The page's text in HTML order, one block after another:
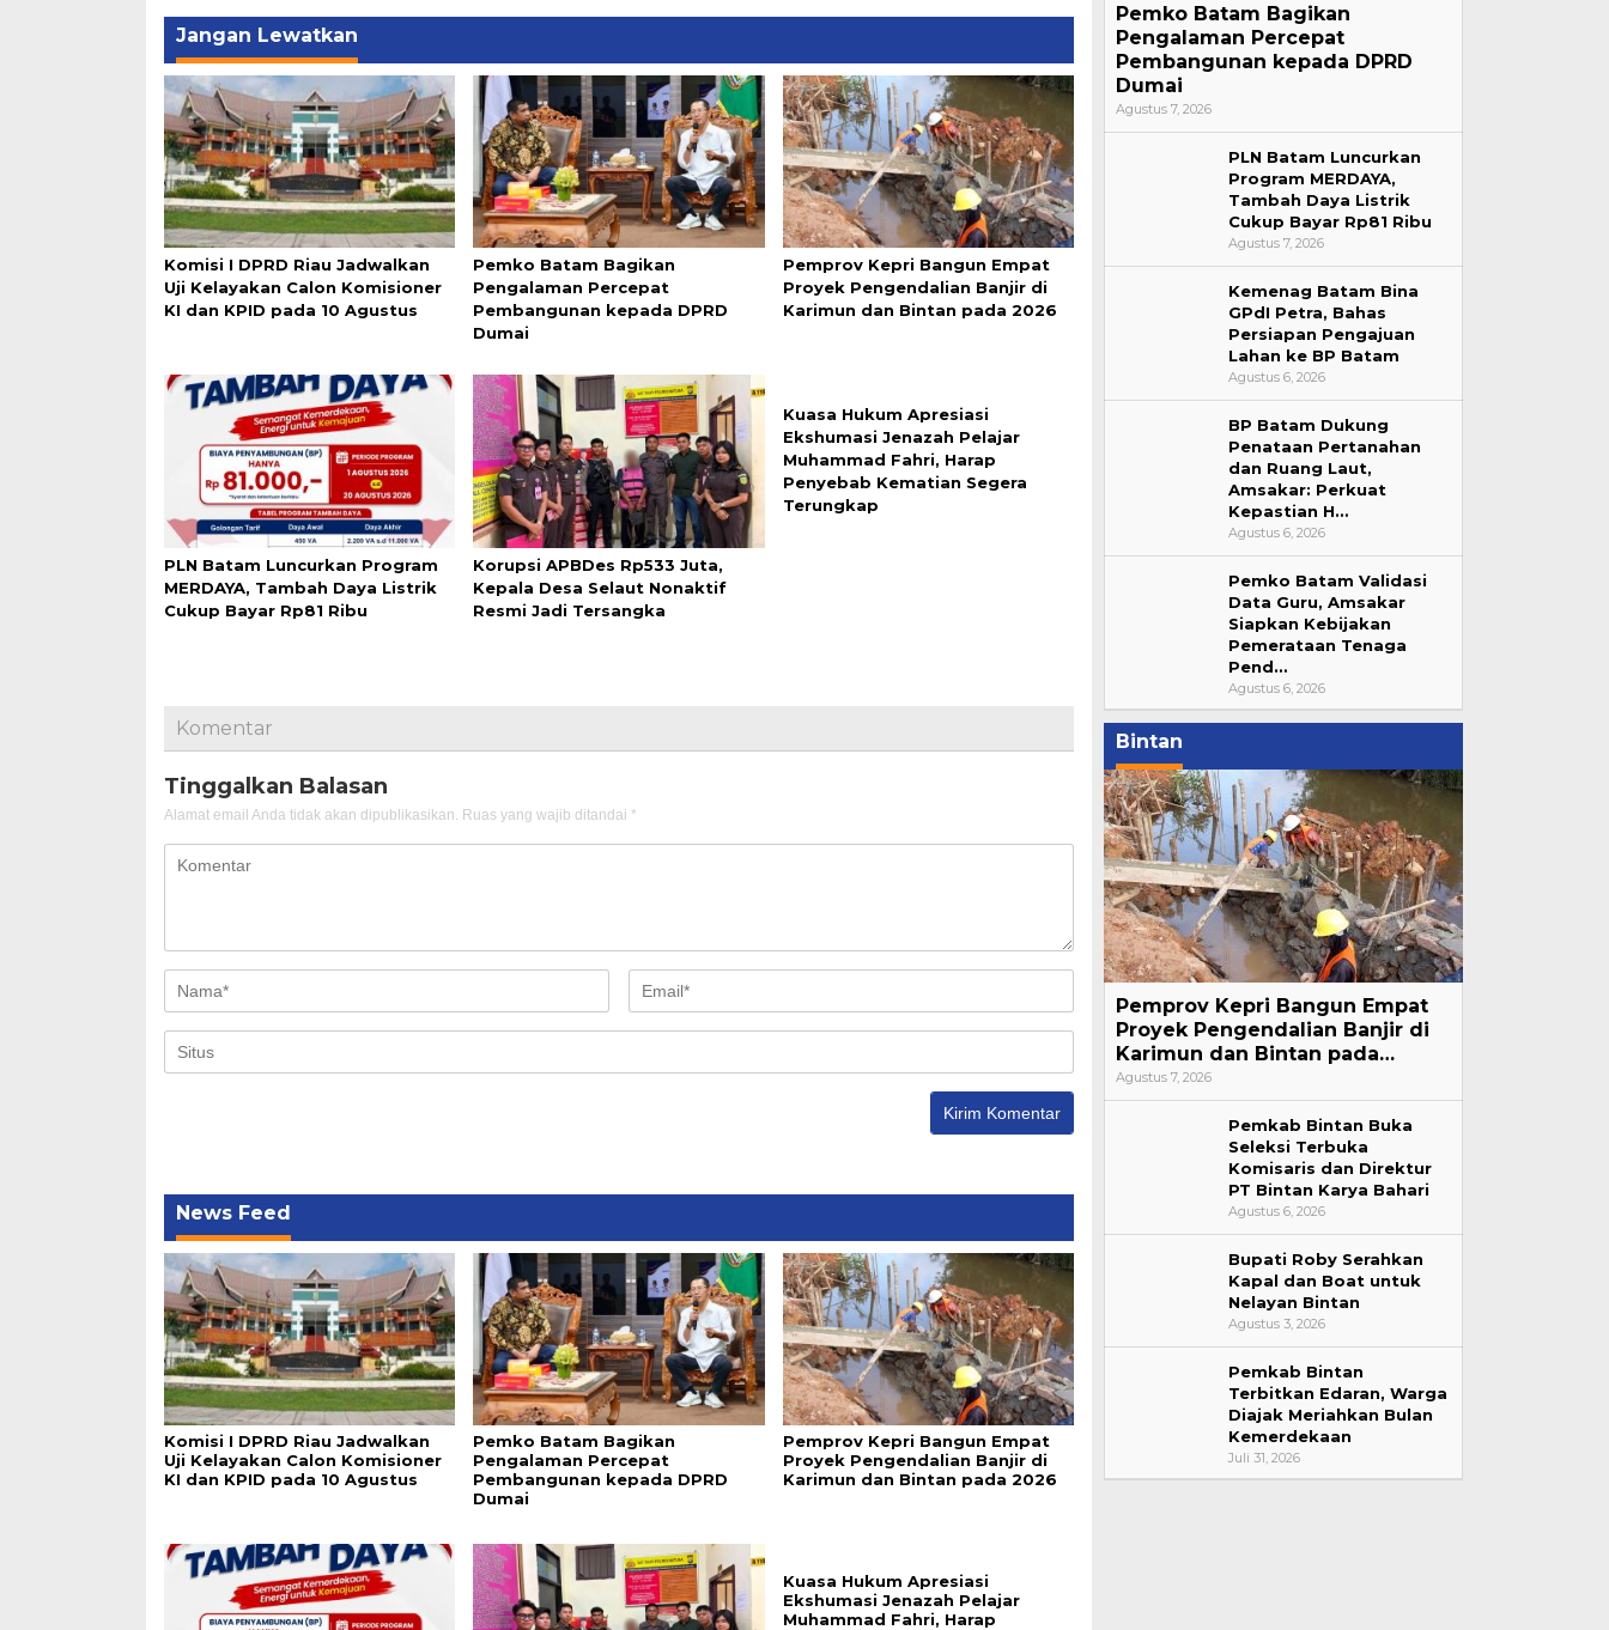
Jangan Lewatkan
Komisi I DPRD Riau Jadwalkan
Uji Kelayakan Calon Komisioner
KI dan KPID pada 10 Agustus
Pemko Batam Bagikan
Pengalaman Percepat
Pembangunan kepada DPRD
Dumai
Pemprov Kepri Bangun Empat
Proyek Pengendalian Banjir di
Karimun dan Bintan pada 2026
PLN Batam Luncurkan Program
MERDAYA, Tambah Daya Listrik
Cukup Bayar Rp81 Ribu
Korupsi APBDes Rp533 Juta,
Kepala Desa Selaut Nonaktif
Resmi Jadi Tersangka
Kuasa Hukum Apresiasi
Ekshumasi Jenazah Pelajar
Muhammad Fahri, Harap
Penyebab Kematian Segera
Terungkap
Komentar
Tinggalkan Balasan
Alamat email Anda tidak akan dipublikasikan. Ruas yang wajib ditandai *
News Feed
Komisi I DPRD Riau Jadwalkan
Uji Kelayakan Calon Komisioner
KI dan KPID pada 10 Agustus
Pemko Batam Bagikan
Pengalaman Percepat
Pembangunan kepada DPRD
Dumai
Pemprov Kepri Bangun Empat
Proyek Pengendalian Banjir di
Karimun dan Bintan pada 2026
Kuasa Hukum Apresiasi
Ekshumasi Jenazah Pelajar
Muhammad Fahri, Harap
Pemko Batam Bagikan
Pengalaman Percepat
Pembangunan kepada DPRD
Dumai
Agustus 7, 2026
PLN Batam Luncurkan
Program MERDAYA,
Tambah Daya Listrik
Cukup Bayar Rp81 Ribu
Agustus 7, 2026
Kemenag Batam Bina
GPdI Petra, Bahas
Persiapan Pengajuan
Lahan ke BP Batam
Agustus 6, 2026
BP Batam Dukung
Penataan Pertanahan
dan Ruang Laut,
Amsakar: Perkuat
Kepastian H…
Agustus 6, 2026
Pemko Batam Validasi
Data Guru, Amsakar
Siapkan Kebijakan
Pemerataan Tenaga
Pend…
Agustus 6, 2026
Bintan
Pemprov Kepri Bangun Empat
Proyek Pengendalian Banjir di
Karimun dan Bintan pada…
Agustus 7, 2026
Pemkab Bintan Buka
Seleksi Terbuka
Komisaris dan Direktur
PT Bintan Karya Bahari
Agustus 6, 2026
Bupati Roby Serahkan
Kapal dan Boat untuk
Nelayan Bintan
Agustus 3, 2026
Pemkab Bintan
Terbitkan Edaran, Warga
Diajak Meriahkan Bulan
Kemerdekaan
Juli 31, 2026